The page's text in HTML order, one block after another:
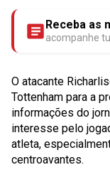
Receba as
acompanhe
O atacante
Tottenham para a
informações do
interesse pelo
atleta,
centroavantes.